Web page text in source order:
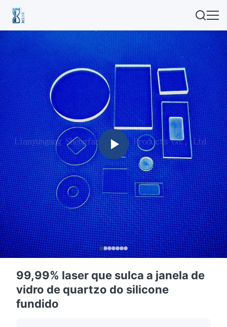
99,99% laser que sulca a janela de
vidro de quartzo do silicone
fundido